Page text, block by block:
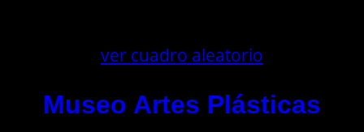
ver cuadro aleatorio
Museo Artes Plásticas